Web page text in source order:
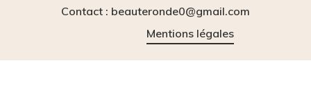
Contact : beauteronde0@gmail.com
Mentions légales